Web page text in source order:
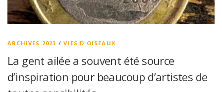
ARCHIVES 2023 /VIES D'OISEAUX
La gent ailée a souvent été source
d’inspiration pour beaucoup d’artistes de